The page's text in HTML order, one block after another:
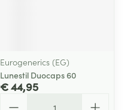
Eurogenerics (EG)
Lunestil Duocaps 60
€ 44,95